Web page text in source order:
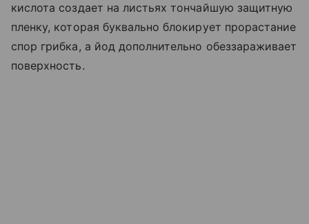
кислота создает на листьях тончайшую защитную
пленку, которая буквально блокирует прорастание
спор грибка, а йод дополнительно обеззараживает
поверхность.